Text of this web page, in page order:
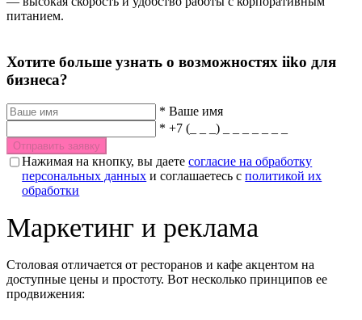
питанием.
Хотите больше узнать о возможностях iiko для
бизнеса?
* Ваше имя
* +7 (_ _ _) _ _ _ _ _ _ _
Отправить заявку
Нажимая на кнопку, вы даетесогласие на обработку
персональных данных и соглашаетесь сполитикой их
обработки
Маркетинг и реклама
Столовая отличается от ресторанов и кафе акцентом на
доступные цены и простоту. Вот несколько принципов ее
продвижения: